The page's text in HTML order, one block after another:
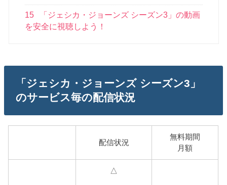
15
「ジェシカ・ジョーンズ シーズン3」の動画
を安全に視聴しよう！
「ジェシカ・ジョーンズ シーズン3」
のサービス毎の配信状況
配信状況
無料期間
月額
△